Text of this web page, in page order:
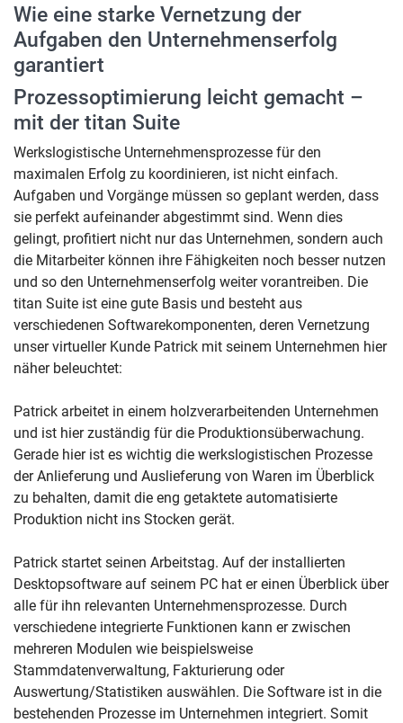
Wie eine starke Vernetzung der
Aufgaben den Unternehmenserfolg
garantiert
Prozessoptimierung leicht gemacht –
mit der titan Suite
Werkslogistische Unternehmensprozesse für den
maximalen Erfolg zu koordinieren, ist nicht einfach.
Aufgaben und Vorgänge müssen so geplant werden, dass
sie perfekt aufeinander abgestimmt sind. Wenn dies
gelingt, profitiert nicht nur das Unternehmen, sondern auch
die Mitarbeiter können ihre Fähigkeiten noch besser nutzen
und so den Unternehmenserfolg weiter vorantreiben. Die
titan Suite ist eine gute Basis und besteht aus
verschiedenen Softwarekomponenten, deren Vernetzung
unser virtueller Kunde Patrick mit seinem Unternehmen hier
näher beleuchtet:
Patrick arbeitet in einem holzverarbeitenden Unternehmen
und ist hier zuständig für die Produktionsüberwachung.
Gerade hier ist es wichtig die werkslogistischen Prozesse
der Anlieferung und Auslieferung von Waren im Überblick
zu behalten, damit die eng getaktete automatisierte
Produktion nicht ins Stocken gerät.
Patrick startet seinen Arbeitstag. Auf der installierten
Desktopsoftware auf seinem PC hat er einen Überblick über
alle für ihn relevanten Unternehmensprozesse. Durch
verschiedene integrierte Funktionen kann er zwischen
mehreren Modulen wie beispielsweise
Stammdatenverwaltung, Fakturierung oder
Auswertung/Statistiken auswählen. Die Software ist in die
bestehenden Prozesse im Unternehmen integriert. Somit